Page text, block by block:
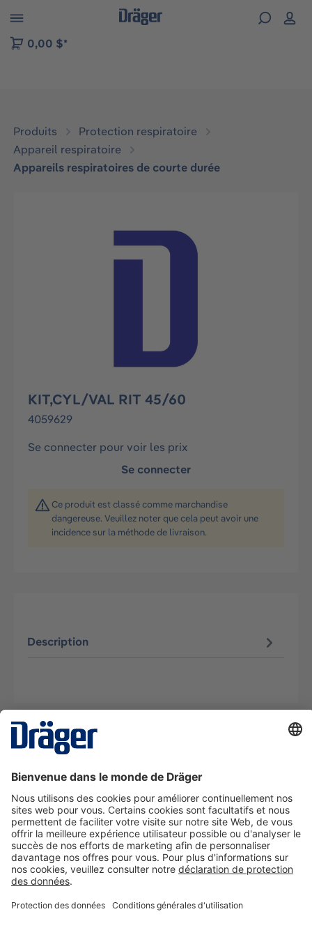
to B2B platform navigation
0,00 $*
Produits
Protection respiratoire
Appareil respiratoire
Appareils respiratoires de courte durée
Ignorer la galerie d'images
KIT,CYL/VAL RIT 45/60
4059629
Se connecter pour voir les prix
Se connecter
Ce produit est classé comme marchandise
dangereuse. Veuillez noter que cela peut avoir une
incidence sur la méthode de livraison.
Description
La technologie
Nous contacter
A propos de Dräger
Informations